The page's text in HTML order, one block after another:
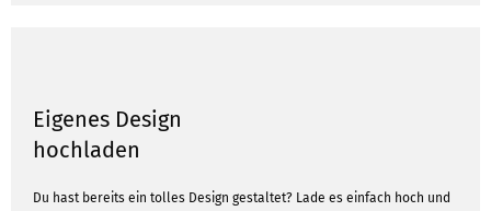
Eigenes Design
hochladen
Du hast bereits ein tolles Design gestaltet? Lade es einfach hoch und